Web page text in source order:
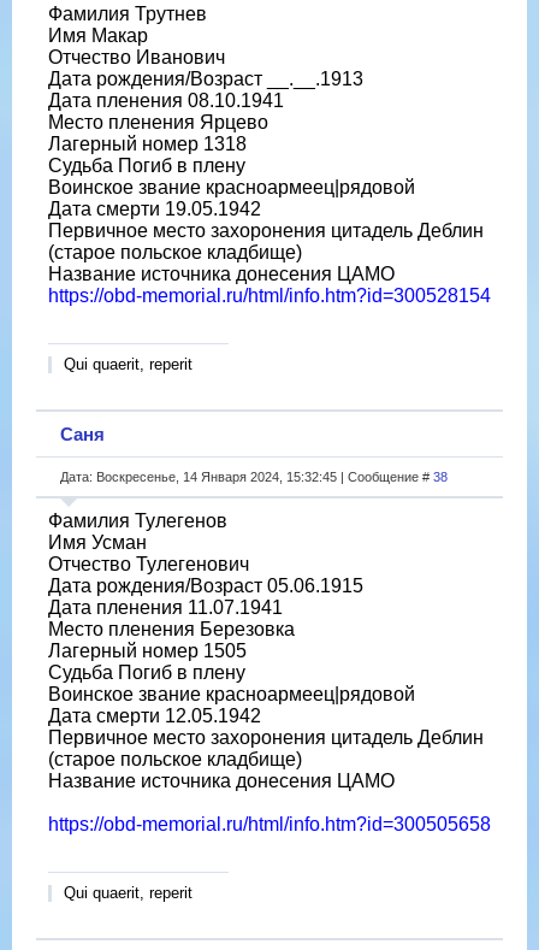
Фамилия Трутнев
Имя Макар
Отчество Иванович
Дата рождения/Возраст __.__.1913
Дата пленения 08.10.1941
Место пленения Ярцево
Лагерный номер 1318
Судьба Погиб в плену
Воинское звание красноармеец|рядовой
Дата смерти 19.05.1942
Первичное место захоронения цитадель Деблин
(старое польское кладбище)
Название источника донесения ЦАМО
https://obd-memorial.ru/html/info.htm?id=300528154
Qui quaerit, reperit
Саня
Дата: Воскресенье, 14 Января 2024, 15:32:45 | Сообщение # 38
Фамилия Тулегенов
Имя Усман
Отчество Тулегенович
Дата рождения/Возраст 05.06.1915
Дата пленения 11.07.1941
Место пленения Березовка
Лагерный номер 1505
Судьба Погиб в плену
Воинское звание красноармеец|рядовой
Дата смерти 12.05.1942
Первичное место захоронения цитадель Деблин
(старое польское кладбище)
Название источника донесения ЦАМО
https://obd-memorial.ru/html/info.htm?id=300505658
Qui quaerit, reperit